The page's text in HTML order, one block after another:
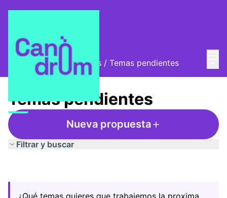
Encuentros y asambleas / Temas pendientes
Temas pendientes
Nueva propuesta
Filtrar y buscar
¿Qué temas quieres que trabajemos la proxima